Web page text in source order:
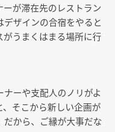
が滞在先のレストラン
ザインの合宿をやると
がうまくはまる場所に行
ーや支配人のノリがよ
そこから新しい企画が
だから、ご縁が大事だな